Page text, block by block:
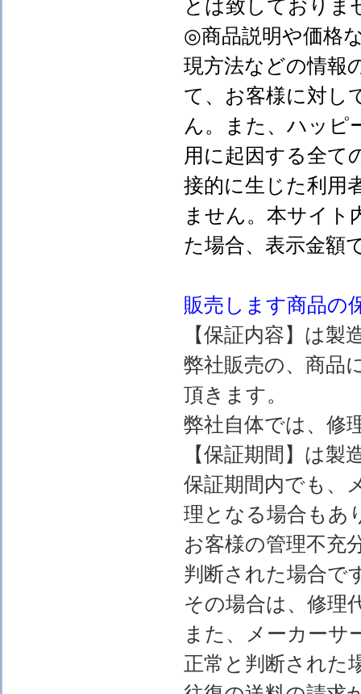
とは致しておりま
◎商品説明や価格
現方法などの情報
て、お客様に対し
ん。また、ハッピ
用に起因する全て
接的に生じた利用
ません。本サイト
た場合、表示金
販売します商品の
【保証内容】は
弊社販売の、商品
頂きます。
弊社自体では、修
【保証期間】は
保証期間内でも、
理となる場合もあ
お客様の管理不充
判断された場合で
その場合は、修理
また、メーカーサ
正常と判断された